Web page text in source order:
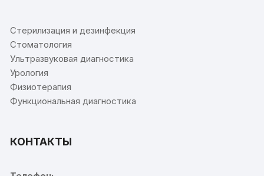
Стерилизация и дезинфекция
Стоматология
Ультразвуковая диагностика
Урология
Физиотерапия
Функциональная диагностика
КОНТАКТЫ